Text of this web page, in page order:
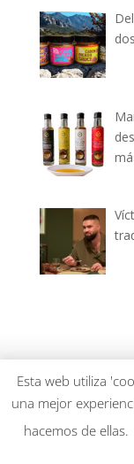
Esta web utiliza
una mejor
hacemos de ellas.